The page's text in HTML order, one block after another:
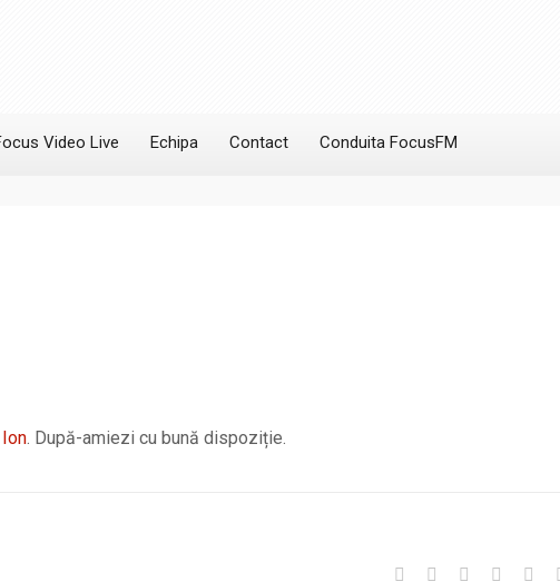
Video Live Echipa Contact Conduita FocusFM
. După-amiezi cu bună dispoziție.